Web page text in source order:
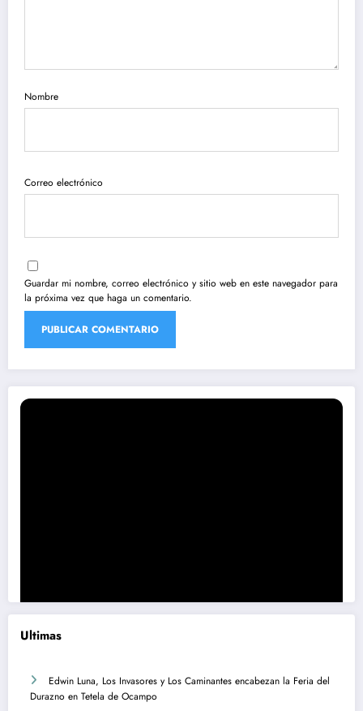
Nombre
Correo electrónico
Guardar mi nombre, correo electrónico y sitio web en este navegador para
la próxima vez que haga un comentario.
Ultimas
Edwin Luna, Los Invasores y Los Caminantes encabezan la Feria del
Durazno en Tetela de Ocampo